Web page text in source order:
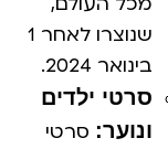
שנוצרו לאחר 1
בינואר 2024.
סרטי ילדים
ונוער: סרטי